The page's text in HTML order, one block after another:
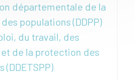
départementale de la
populations (DDPP)
du travail, des
de la protection des
(DDETSPP)